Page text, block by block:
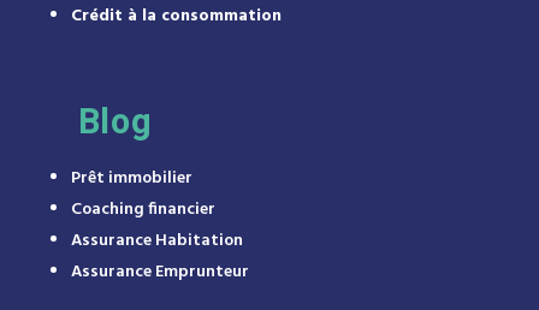
Crédit à la consommation
Blog
Prêt immobilier
Coaching financier
Assurance Habitation
Assurance Emprunteur